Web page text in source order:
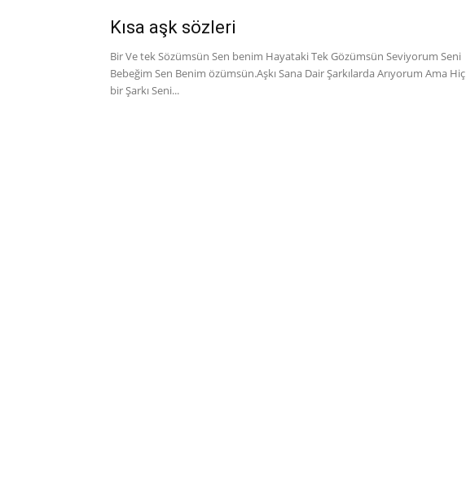
Kısa aşk sözleri
Bir Ve tek Sözümsün Sen benim Hayataki Tek Gözümsün Seviyorum Seni
Bebeğim Sen Benim özümsün.Aşkı Sana Dair Şarkılarda Arıyorum Ama Hiç
bir Şarkı Seni...